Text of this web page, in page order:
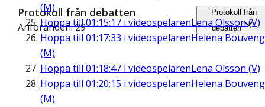
(M)
Hoppa till01:15:17 i videospelarenLena Olsson (V)
Hoppa till 01:17:33 i videospelarenHelena Bouveng
(M)
Hoppa till 01:18:47 i videospelarenLena Olsson (V)
Hoppa till 01:20:15 i videospelarenHelena Bouveng
(M)
Protokoll från debatten
Anföranden: 29
Protokoll från
debatten